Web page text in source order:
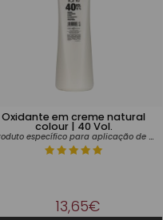
Oxidante em creme natural
colour | 40 Vol.
Produto específico para aplicação de tintas
13,65€